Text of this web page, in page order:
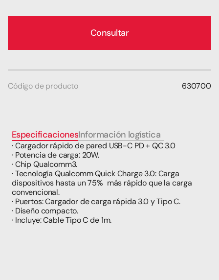
Consultar
Código de producto 630700
EspecificacionesInformación logística
· Cargador rápido de pared USB-C PD + QC 3.0
· Potencia de carga: 20W.
· Chip Qualcomm3.
· Tecnología Qualcomm Quick Charge 3.0: Carga
dispositivos hasta un 75%  más rápido que la carga
convencional.
· Puertos: Cargador de carga rápida 3.0 y Tipo C.
· Diseño compacto.
· Incluye: Cable Tipo C de 1m.